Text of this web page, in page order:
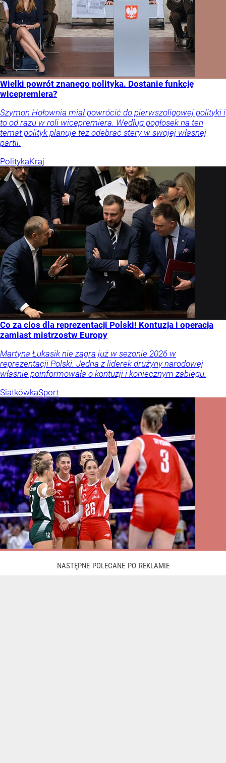
Wielki powrót znanego polityka. Dostanie funkcję
wicepremiera?
Szymon Hołownia miał powrócić do pierwszoligowej polityki i
to od razu w roli wicepremiera. Według pogłosek na ten
temat polityk planuje też odebrać stery w swojej własnej
partii.
PolitykaKraj
Co za cios dla reprezentacji Polski! Kontuzja i operacja
zamiast mistrzostw Europy
Martyna Łukasik nie zagra już w sezonie 2026 w
reprezentacji Polski. Jedna z liderek drużyny narodowej
właśnie poinformowała o kontuzji i koniecznym zabiegu.
SiatkówkaSport